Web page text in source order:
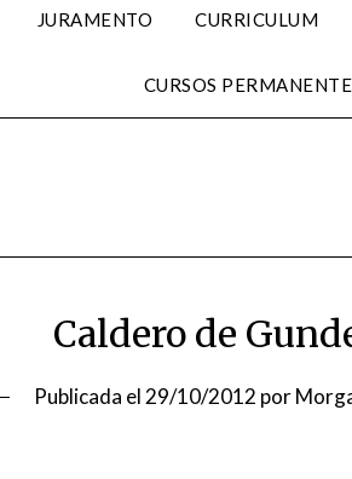
JURAMENTO CURRICULUM
CURSOS
Caldero de
Publicada el 29/10/2012 por